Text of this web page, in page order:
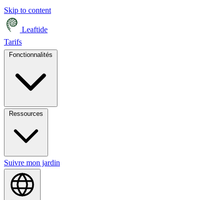
Skip to content
Leaftide
Tarifs
Suivre mon jardin